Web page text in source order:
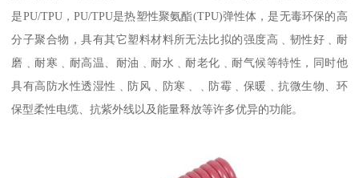
是PU/TPU，PU/TPU是热塑性聚氨酯(TPU)弹性体，是无毒环保的高
分子聚合物，具有其它塑料材料所无法比拟的强度高﹑韧性好﹑耐
磨﹑耐寒﹑耐高温、耐油﹑耐水﹑耐老化﹑耐气候等特性，同时他
具有高防水性透湿性﹑防风﹑防寒﹑﹑防霉﹑保暖﹑抗微生物、环
保型柔性电缆、抗紫外线以及能量释放等许多优异的功能。